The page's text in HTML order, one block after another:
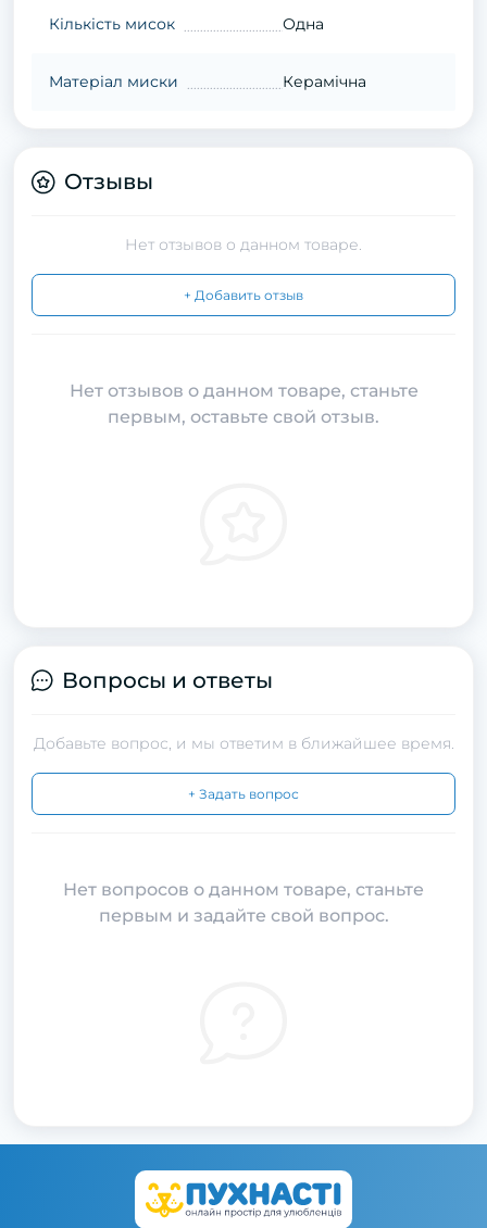
Кількість мисок Одна
Матеріал миски Керамічна
Отзывы
Нет отзывов о данном товаре.
+ Добавить отзыв
Нет отзывов о данном товаре, станьте
первым, оставьте свой отзыв.
Вопросы и ответы
Добавьте вопрос, и мы ответим в ближайшее время.
+ Задать вопрос
Нет вопросов о данном товаре, станьте
первым и задайте свой вопрос.